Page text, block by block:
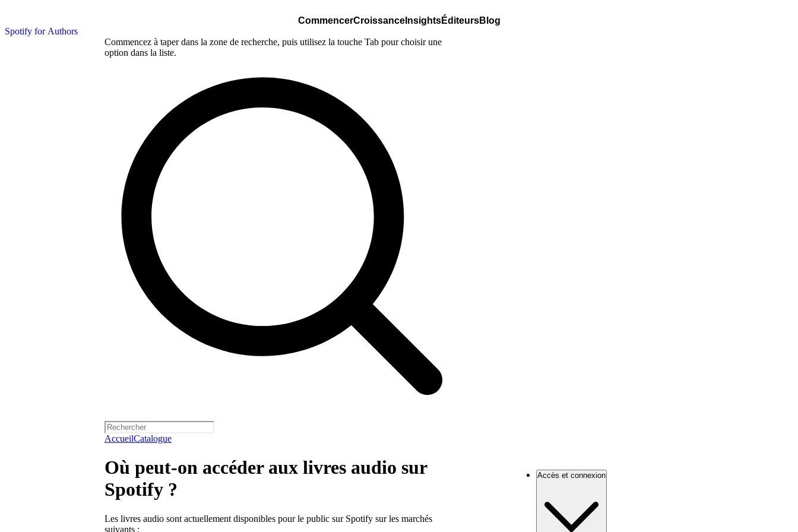
Spotify for Authors
CommencerCroissanceInsightsÉditeursBlog
Commencez à taper dans la zone de recherche, puis utilisez la touche Tab pour choisir une
option dans la liste.
AccueilCatalogue
Où peut-on accéder aux livres audio sur
Spotify ?
Les livres audio sont actuellement disponibles pour le public sur Spotify sur les marchés
suivants :
Accès et connexion